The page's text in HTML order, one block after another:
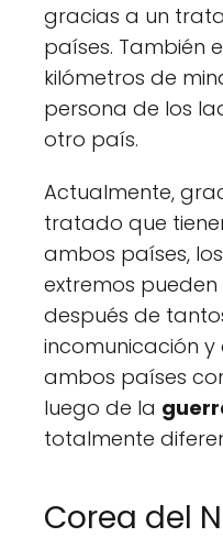
gracias a un
países. También
kilómetros de
persona de los
otro país.
Actualmente,
tratado que
ambos países,
extremos pueden
después de
incomunicación y
ambos países
luego de la
totalmente
Corea del